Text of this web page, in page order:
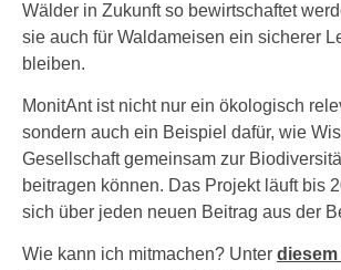
Wälder in Zukunft so bewirtschaftet
sie auch für Waldameisen ein sicherer
bleiben.
MonitAnt ist nicht nur ein ökologisch
sondern auch ein Beispiel dafür, wie
Gesellschaft gemeinsam zur
beitragen können. Das Projekt läuft bis
sich über jeden neuen Beitrag aus der
Wie kann ich mitmachen? Unter